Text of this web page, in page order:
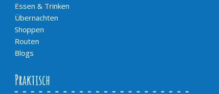
Essen & Trinken
Übernachten
Shoppen
Routen
Blogs
Praktisch